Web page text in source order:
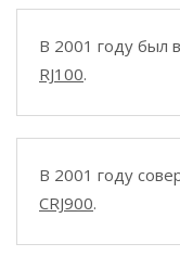
В 2001 году был
RJ100.
В 2001 году
CRJ900.